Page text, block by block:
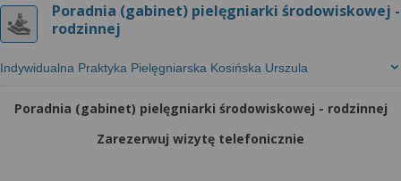
Poradnia (gabinet) pielęgniarki środowiskowej -
rodzinnej
Indywidualna Praktyka Pielęgniarska Kosińska Urszula
Poradnia (gabinet) pielęgniarki środowiskowej - rodzinnej
Zarezerwuj wizytę telefonicznie